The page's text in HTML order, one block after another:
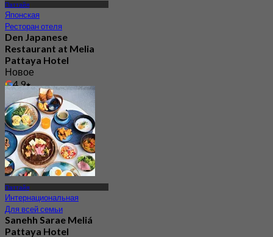
Паттайя
Японская
Ресторан отеля
Den Japanese
Restaurant at Melia
Pattaya Hotel
Новое
4.9
฿ 499
Паттайя
Интернациональная
Для всей семьи
Sanehh Sarae Meliá
Pattaya Hotel